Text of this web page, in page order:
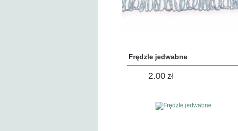
Frędzle jedwabne
2.00 zł